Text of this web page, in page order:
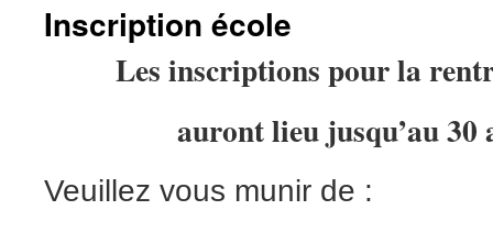
Inscription école
Les inscriptions pour la
auront lieu jusqu’au 30
Veuillez vous munir de :